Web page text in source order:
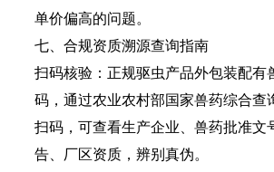
单价偏高的问题。
七、合规资质溯源查询指南
扫码核验：正规驱虫产品外包装配有
码，通过农业农村部国家兽药综合查
扫码，可查看生产企业、兽药批准文
告、厂区资质，辨别真伪。